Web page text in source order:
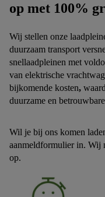
op met 100%
Wij stellen onze
duurzaam transport
snellaadpleinen met
van elektrische
bijkomende kosten,
duurzame en
Wil je bij ons komen
aanmeldformulier in. Wij
op.